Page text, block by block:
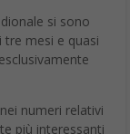
si sono
mesi e quasi
numeri relativi
più interessanti